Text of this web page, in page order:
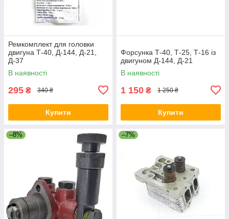
Ремкомплект для головки
двигуна Т-40, Д-144, Д-21,
Д-37
В наявності
295 ₴ 340 ₴
Купити
Форсунка Т-40, Т-25, Т-16 із
двигуном Д-144, Д-21
В наявності
1 150 ₴ 1 250 ₴
Купити
–8% –7%